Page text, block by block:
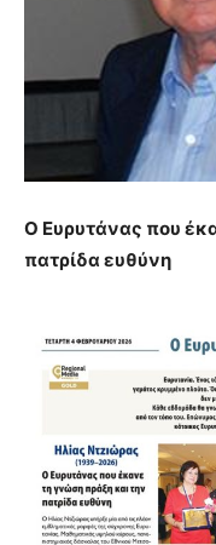
Ο Ευρυτάνας που
πατρίδα ευθύνη